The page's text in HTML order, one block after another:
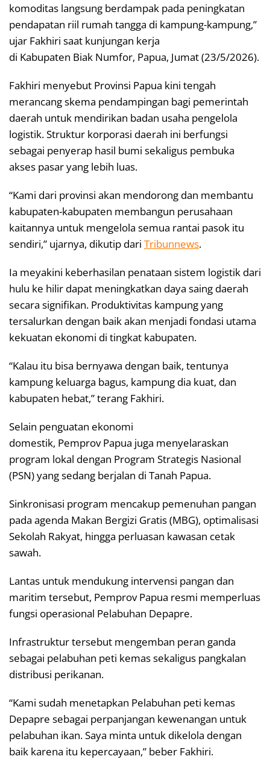
komoditas langsung berdampak pada peningkatan
pendapatan riil rumah tangga di kampung-kampung,”
ujar Fakhiri saat kunjungan kerja
di Kabupaten Biak Numfor, Papua, Jumat (23/5/2026).
Fakhiri menyebut Provinsi Papua kini tengah
merancang skema pendampingan bagi pemerintah
daerah untuk mendirikan badan usaha pengelola
logistik. Struktur korporasi daerah ini berfungsi
sebagai penyerap hasil bumi sekaligus pembuka
akses pasar yang lebih luas.
“Kami dari provinsi akan mendorong dan membantu
kabupaten-kabupaten membangun perusahaan
kaitannya untuk mengelola semua rantai pasok itu
sendiri,” ujarnya, dikutip dari Tribunnews.
Ia meyakini keberhasilan penataan sistem logistik dari
hulu ke hilir dapat meningkatkan daya saing daerah
secara signifikan. Produktivitas kampung yang
tersalurkan dengan baik akan menjadi fondasi utama
kekuatan ekonomi di tingkat kabupaten.
“Kalau itu bisa bernyawa dengan baik, tentunya
kampung keluarga bagus, kampung dia kuat, dan
kabupaten hebat,” terang Fakhiri.
Selain penguatan ekonomi
domestik, Pemprov Papua juga menyelaraskan
program lokal dengan Program Strategis Nasional
(PSN) yang sedang berjalan di Tanah Papua.
Sinkronisasi program mencakup pemenuhan pangan
pada agenda Makan Bergizi Gratis (MBG), optimalisasi
Sekolah Rakyat, hingga perluasan kawasan cetak
sawah.
Lantas untuk mendukung intervensi pangan dan
maritim tersebut, Pemprov Papua resmi memperluas
fungsi operasional Pelabuhan Depapre.
Infrastruktur tersebut mengemban peran ganda
sebagai pelabuhan peti kemas sekaligus pangkalan
distribusi perikanan.
“Kami sudah menetapkan Pelabuhan peti kemas
Depapre sebagai perpanjangan kewenangan untuk
pelabuhan ikan. Saya minta untuk dikelola dengan
baik karena itu kepercayaan,” beber Fakhiri.